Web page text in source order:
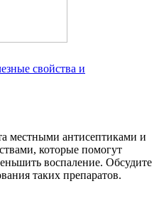
свойства и
местными антисептиками и
которые помогут
воспаление. Обсудите
таких препаратов.